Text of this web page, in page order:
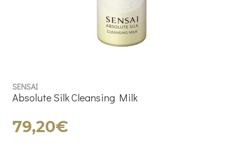
SENSAI
Absolute Silk Cleansing Milk
79,20€